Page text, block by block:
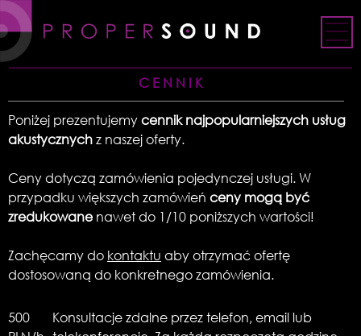
Skip
to
content
CENNIK
Poniżej prezentujemycennik najpopularniejszych usług
akustycznychz naszej oferty.
Ceny dotyczą zamówienia pojedynczej usługi. W
przypadku większych zamówień ceny mogą być
zredukowanenawet do 1/10 poniższych wartości!
Zachęcamy do kontaktu aby otrzymać ofertę
dostosowaną do konkretnego zamówienia.
500
Konsultacje zdalne przez telefon, email lub